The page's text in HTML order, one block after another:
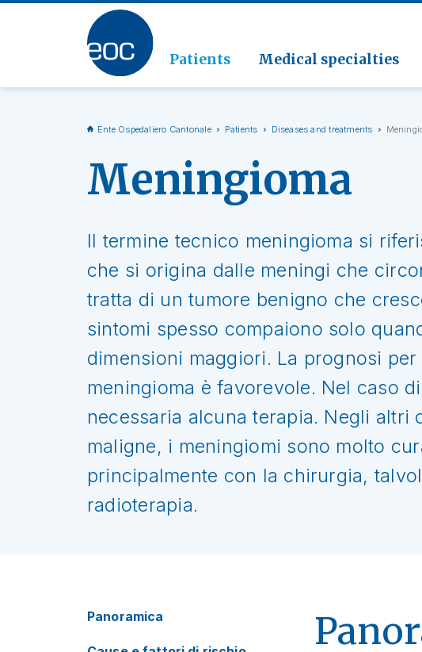
Patients Medical specialties
Go to the section
Clinica di
Pathology
Ente Ospedaliero Cantonale Patients Diseases and treatments
Meningioma
Il termine tecnico meningioma si
che si origina dalle meningi che
tratta di un tumore benigno che
sintomi spesso compaiono solo
dimensioni maggiori. La prognosi
meningioma è favorevole. Nel caso
necessaria alcuna terapia. Negli altri
maligne, i meningiomi sono molto
principalmente con la chirurgia,
radioterapia.
Panoramica